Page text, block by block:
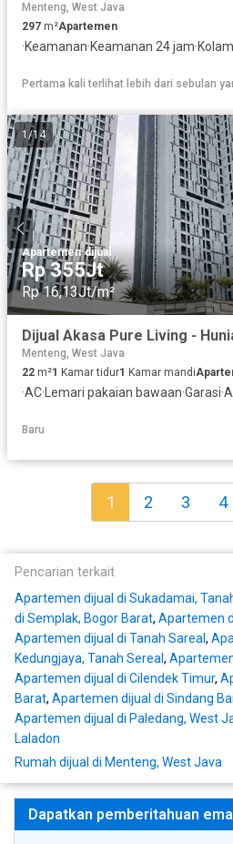
Menteng, West Java
297 m²Apartemen
·Keamanan·Keamanan 24 jam·
Pertama kali terlihat lebih dari sebulan
1/14
Apartemen·dijual
Rp 355Jt
Rp 16,13Jt/m²
Menteng, West Java
22 m²1 Kamar tidur1 Kamar mandi
·AC· Lemari pakaian bawaan·Garasi·
Baru
1 2 3 4
Pencarian terkait
Apartemen dijual di Sukadamai,
di Semplak, Bogor Barat, Apartemen
Apartemen dijual di Tanah Sareal,
Kedungjaya, Tanah Sereal,
Apartemen dijual di Cilendek Timur,
Barat, Apartemen dijual di Sindang
Apartemen dijual di Paledang, West
Laladon
Rumah dijual di Menteng, West Java
Dapatkan pemberitahuan